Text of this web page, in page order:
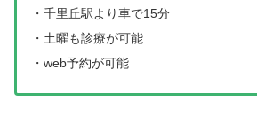
・千里丘駅より車で15分
・土曜も診療が可能
・web予約が可能